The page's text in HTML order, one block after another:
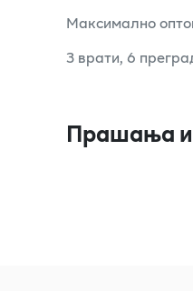
Максимално
3 врати, 6
Прашања